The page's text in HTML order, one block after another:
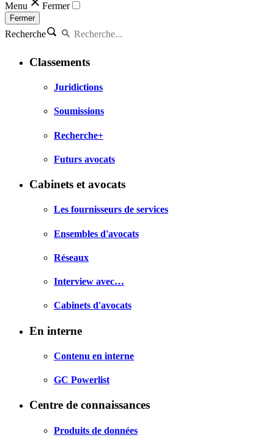
Menu Fermer
Fermer
Recherche
Classements
Juridictions
Soumissions
Recherche+
Futurs avocats
Cabinets et avocats
Les fournisseurs de services
Ensembles d'avocats
Réseaux
Interview avec…
Cabinets d'avocats
En interne
Contenu en interne
GC Powerlist
Centre de connaissances
Produits de données